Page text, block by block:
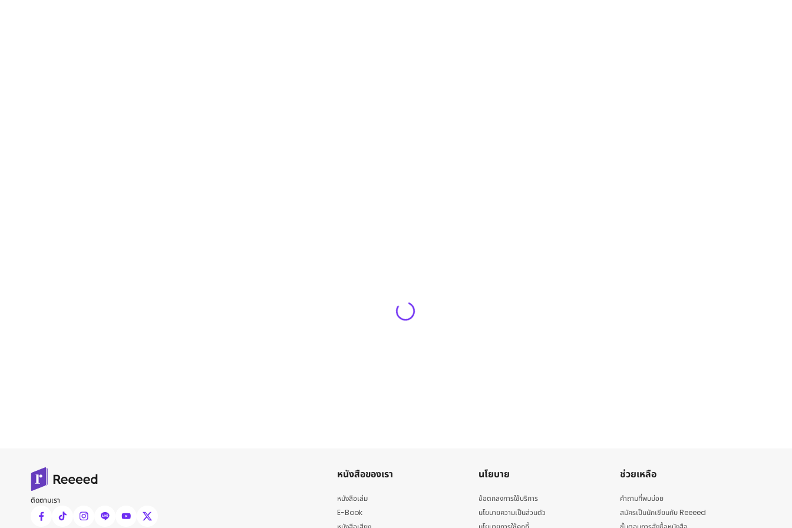
ติดตามเรา
หนังสือของเรา
หนังสือเล่ม
E-Book
นโยบาย
ข้อตกลงการใช้บริการ
นโยบายความเป็นส่วนตัว
ช่วยเหลือ
คำถามที่พบบ่อย
สมัครเป็นนักเขียนกับ Reeeed